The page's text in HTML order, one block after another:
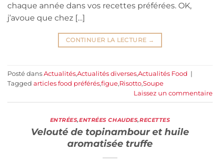
chaque année dans vos recettes préférées. OK,
j’avoue que chez […]
CONTINUER LA LECTURE →
Posté dans Actualités,Actualités diverses,Actualités Food |
Tagged articles food préférés,figue,Risotto,Soupe
Laissez un commentaire
ENTRÉES,ENTRÉES CHAUDES,RECETTES
Velouté de topinambour et huile
aromatisée truffe